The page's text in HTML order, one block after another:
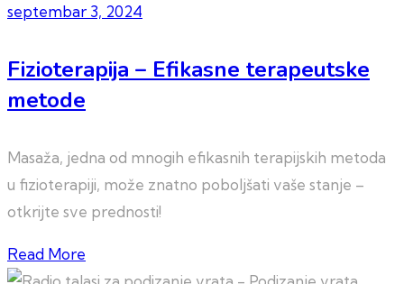
septembar 3, 2024
Fizioterapija – Efikasne terapeutske
metode
Masaža, jedna od mnogih efikasnih terapijskih metoda
u fizioterapiji, može znatno poboljšati vaše stanje –
otkrijte sve prednosti!
Read More